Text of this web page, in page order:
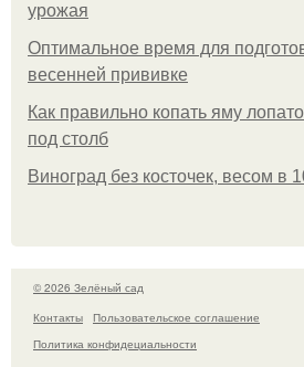
урожая
Оптимальное время для
весенней прививке
Как правильно копать яму
под столб
Виноград без косточек, весом в
© 2026 Зелёный сад
Контакты
Пользовательское соглашение
Политика конфидециальности